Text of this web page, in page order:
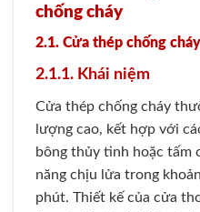
chống cháy
2.1. Cửa thép chống cháy
2.1.1. Khái niệm
Cửa thép chống cháy
lượng cao, kết hợp với
bông thủy tinh hoặc tấm
năng chịu lửa trong
phút. Thiết kế của cửa